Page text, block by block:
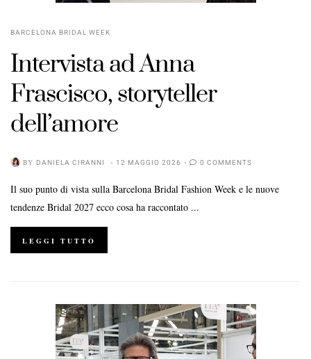
BARCELONA BRIDAL WEEK
Intervista ad Anna
Frascisco, storyteller
dell’amore
BY DANIELA CIRANNI 12 MAGGIO 2026 0 COMMENTS
Il suo punto di vista sulla Barcelona Bridal Fashion Week e le nuove
tendenze Bridal 2027 ecco cosa ha raccontato ...
LEGGI TUTTO